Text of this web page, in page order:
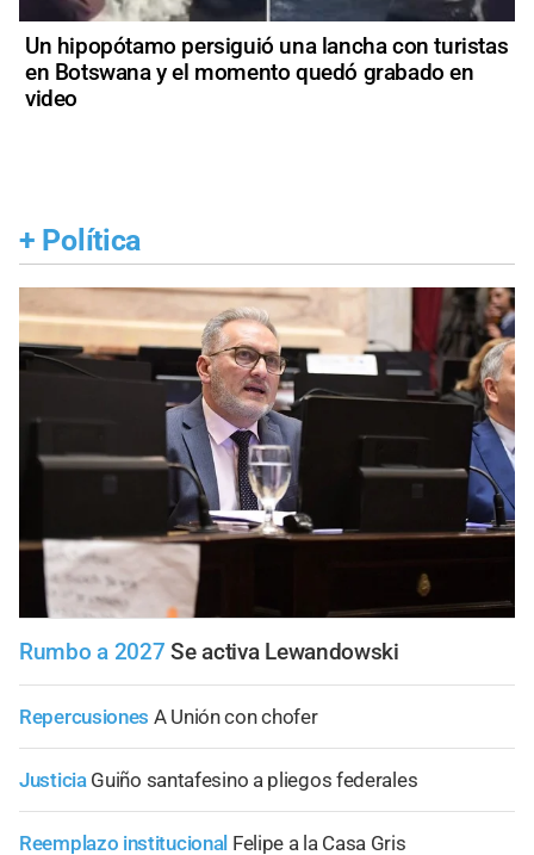
Un hipopótamo persiguió una lancha con turistas
en Botswana y el momento quedó grabado en
video
+ Política
Rumbo a 2027 Se activa Lewandowski
Repercusiones A Unión con chofer
Justicia Guiño santafesino a pliegos federales
Reemplazo institucional Felipe a la Casa Gris